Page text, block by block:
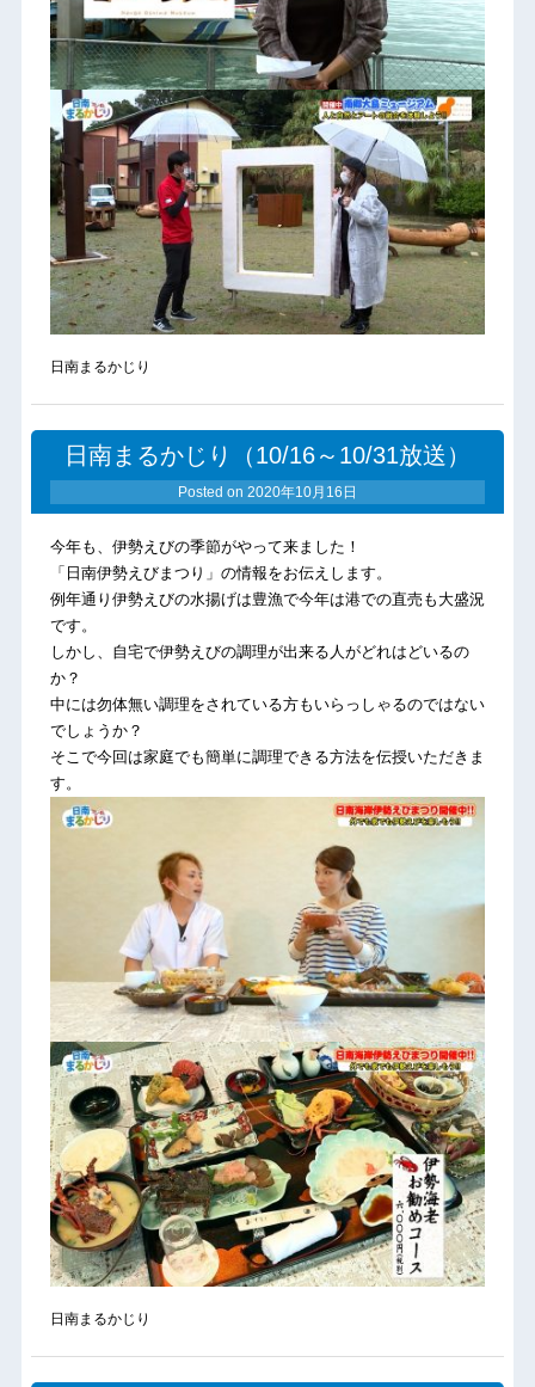
日南まるかじり
日南まるかじり（10/16～10/31放送）
Posted on 2020年10月16日
今年も、伊勢えびの季節がやって来ました！
「日南伊勢えびまつり」の情報をお伝えします。
例年通り伊勢えびの水揚げは豊漁で今年は港での直売も大盛況
です。
しかし、自宅で伊勢えびの調理が出来る人がどれはどいるの
か？
中には勿体無い調理をされている方もいらっしゃるのではない
でしょうか？
そこで今回は家庭でも簡単に調理できる方法を伝授いただきま
す。
日南まるかじり